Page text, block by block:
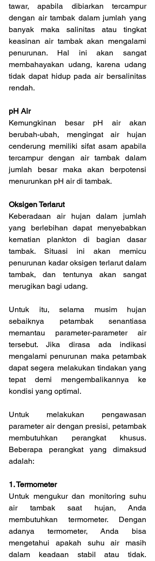
tawar, apabila dibiarkan tercampur
dengan air tambak dalam jumlah yang
banyak maka salinitas atau tingkat
keasinan air tambak akan mengalami
penurunan. Hal ini akan sangat
membahayakan udang, karena udang
tidak dapat hidup pada air bersalinitas
rendah.
pH Air
Kemungkinan besar pH air akan
berubah-ubah, mengingat air hujan
cenderung memiliki sifat asam apabila
tercampur dengan air tambak dalam
jumlah besar maka akan berpotensi
menurunkan pH air di tambak.
Oksigen Terlarut
Keberadaan air hujan dalam jumlah
yang berlebihan dapat menyebabkan
kematian plankton di bagian dasar
tambak. Situasi ini akan memicu
penurunan kadar oksigen terlarut dalam
tambak, dan tentunya akan sangat
merugikan bagi udang.
Untuk itu, selama musim hujan
sebaiknya petambak senantiasa
memantau parameter-parameter air
tersebut. Jika dirasa ada indikasi
mengalami penurunan maka petambak
dapat segera melakukan tindakan yang
tepat demi mengembalikannya ke
kondisi yang optimal.
Untuk melakukan pengawasan
parameter air dengan presisi, petambak
membutuhkan perangkat khusus.
Beberapa perangkat yang dimaksud
adalah:
1. Termometer
Untuk mengukur dan monitoring suhu
air tambak saat hujan, Anda
membutuhkan termometer. Dengan
adanya termometer, Anda bisa
mengetahui apakah suhu air masih
dalam keadaan stabil atau tidak.